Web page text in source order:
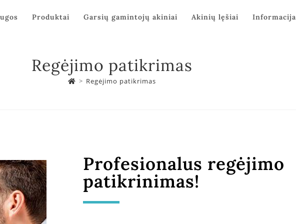
Produktai Garsių gamintojų akiniai Akinių lęšiai Informacija
Regėjimo patikrimas
> Regėjimo patikrimas
Profesionalus regėjimo
patikrinimas!